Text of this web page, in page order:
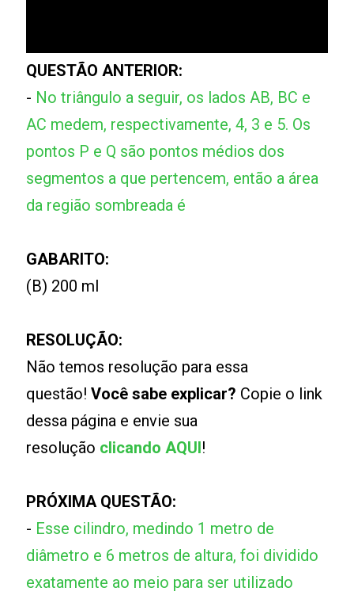
QUESTÃO ANTERIOR:
- No triângulo a seguir, os lados AB, BC e
AC medem, respectivamente, 4, 3 e 5. Os
pontos P e Q são pontos médios dos
segmentos a que pertencem, então a área
da região sombreada é
GABARITO:
(B) 200 ml
RESOLUÇÃO:
Não temos resolução para essa
questão!Você sabe explicar? Copie o link
dessa página e envie sua
resolução clicando AQUI!
PRÓXIMA QUESTÃO:
- Esse cilindro, medindo 1 metro de
diâmetro e 6 metros de altura, foi dividido
exatamente ao meio para ser utilizado